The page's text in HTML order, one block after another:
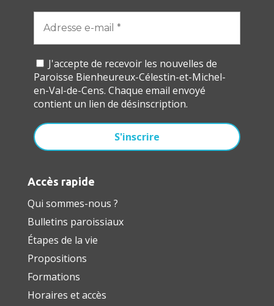
J'accepte de recevoir les nouvelles de
Paroisse Bienheureux-Célestin-et-Michel-
en-Val-de-Cens. Chaque email envoyé
contient un lien de désinscription.
Accès rapide
Qui sommes-nous ?
Bulletins paroissiaux
Étapes de la vie
Propositions
Formations
Horaires et accès